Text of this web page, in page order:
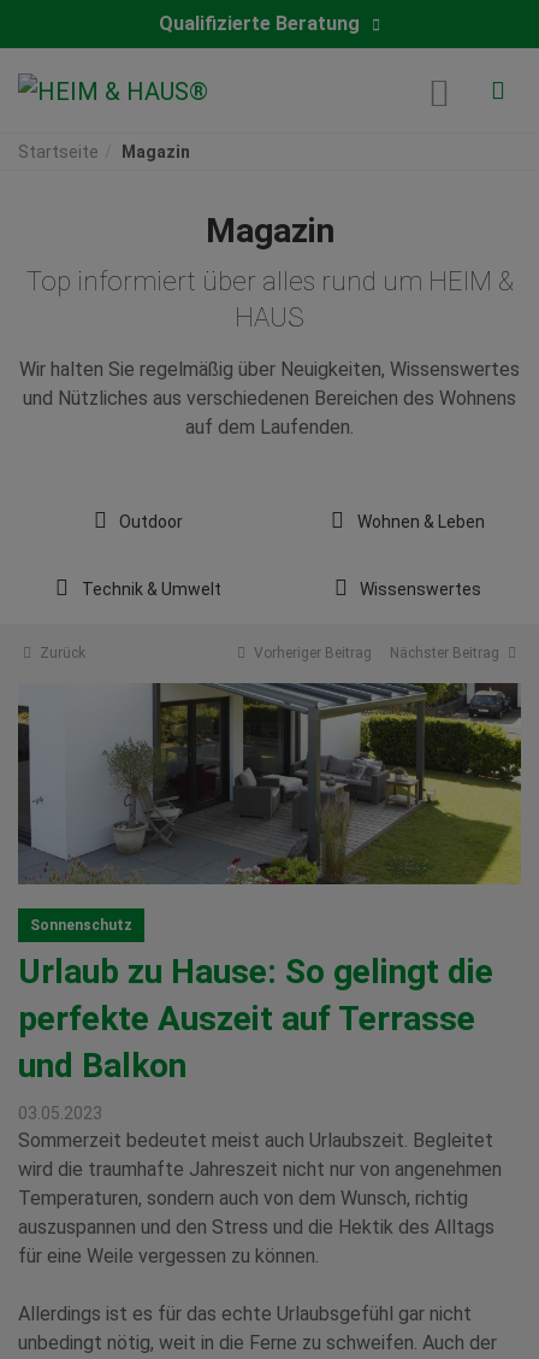
Qualifizierte Beratung
Startseite Magazin
Magazin
Top informiert über alles rund um HEIM &
HAUS
Wir halten Sie regelmäßig über Neuigkeiten, Wissenswertes
und Nützliches aus verschiedenen Bereichen des Wohnens
auf dem Laufenden.
Outdoor Wohnen & Leben
Technik & Umwelt Wissenswertes
Zurück Vorheriger Beitrag Nächster Beitrag
Sonnenschutz
Urlaub zu Hause: So gelingt die
perfekte Auszeit auf Terrasse
und Balkon
03.05.2023
Sommerzeit bedeutet meist auch Urlaubszeit. Begleitet
wird die traumhafte Jahreszeit nicht nur von angenehmen
Temperaturen, sondern auch von dem Wunsch, richtig
auszuspannen und den Stress und die Hektik des Alltags
für eine Weile vergessen zu können.
Allerdings ist es für das echte Urlaubsgefühl gar nicht
unbedingt nötig, weit in die Ferne zu schweifen. Auch der